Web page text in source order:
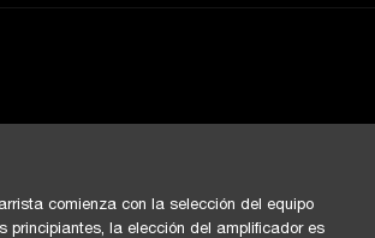
comienza con la selección del equipo
principiantes, la elección del amplificador es